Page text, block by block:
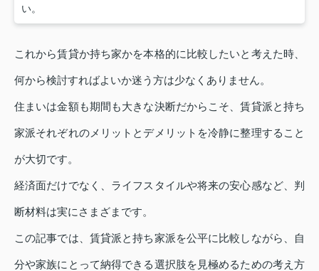
い。
これから賃貸か持ち家かを本格的に比較したいと考えた時、
何から検討すればよいか迷う方は少なくありません。
住まいは金額も期間も大きな決断だからこそ、賃貸派と持ち
家派それぞれのメリットとデメリットを冷静に整理すること
が大切です。
経済面だけでなく、ライフスタイルや将来の安心感など、判
断材料は実にさまざまです。
この記事では、賃貸派と持ち家派を公平に比較しながら、自
分や家族にとって納得できる選択肢を見極めるための考え方